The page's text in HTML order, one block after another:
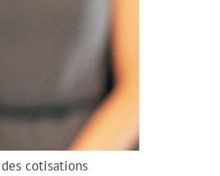
cotisations